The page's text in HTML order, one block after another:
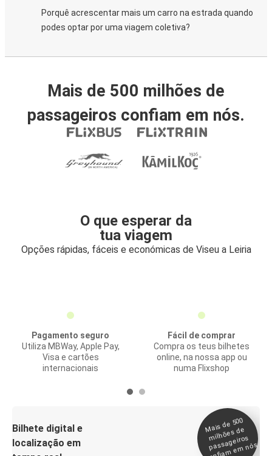
Porquê acrescentar mais um carro na estrada quando
podes optar por uma viagem coletiva?
Mais de 500 milhões de
passageiros confiam em nós.
O que esperar da
tua viagem
Opções rápidas, fáceis e económicas de Viseu a Leiria
Pagamento seguro
Utiliza MBWay, Apple Pay,
Visa e cartões
internacionais
Fácil de comprar
Compra os teus bilhetes
online, na nossa app ou
numa Flixshop
Bilhete digital e
localização em
Mais de 500
milhões de
passageiros
confia
m e
m nós